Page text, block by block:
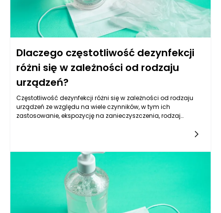
Dlaczego częstotliwość dezynfekcji
różni się w zależności od rodzaju
urządzeń?
Częstotliwość dezynfekcji różni się w zależności od rodzaju
urządzeń ze względu na wiele czynników, w tym ich
zastosowanie, ekspozycję na zanieczyszczenia, rodzaj
i bezpieczeństwo użytkowników. Urządzenia często narażone
bardziej intensywnego programu dezynfekcji niż te, które mają
mniejsze ryzyko zanieczyszczenia. Odpowiednia i regularna
dezynfekcja jest kluczowa w wielu branżach, takich jak
medycyna, gastronomia czy przemysł, gdzie
nieprzestrzeganie zasad higieny może prowadzić do
poważnych konsekwencji zdrowotnych.